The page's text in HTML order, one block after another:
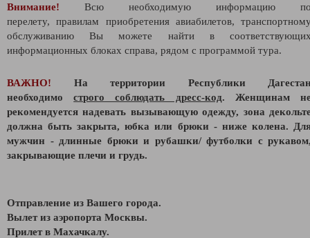
Внимание!
Всю необходимую информацию
перелету,правилам приобретения авиабилетов,
обслуживанию Вы можете найти в
информационных блоках справа, рядом с программой тура.
ВАЖНО!
На территории Республики
необходимострого соблюдать дресс-код. Женщинам
рекомендуется надевать вызывающую одежду, зона
должна быть закрыта, юбка или брюки - ниже колена.
мужчин - длинные брюки и рубашки/ футболки с
закрывающие плечи и грудь.
Отправление из Вашего города.
Вылет из аэропорта Москвы.
Прилет в Махачкалу.